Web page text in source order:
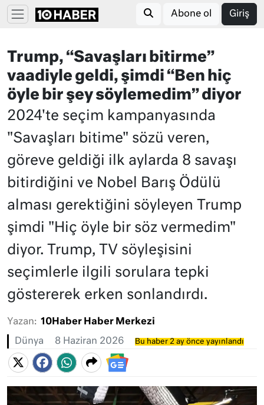
Abone ol Giriş
Trump, “Savaşları bitirme”
vaadiyle geldi, şimdi “Ben hiç
öyle bir şey söylemedim” diyor
2024'te seçim kampanyasında
"Savaşları bitime" sözü veren,
göreve geldiği ilk aylarda 8 savaşı
bitirdiğini ve Nobel Barış Ödülü
alması gerektiğini söyleyen Trump
şimdi "Hiç öyle bir söz vermedim"
diyor. Trump, TV söyleşisini
seçimlerle ilgili sorulara tepki
göstererek erken sonlandırdı.
Yazan: 10Haber Haber Merkezi
Dünya 8 Haziran 2026 Bu haber 2 ay önce yayınlandı